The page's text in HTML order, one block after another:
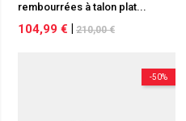
rembourrées à talon plat...
104,99 € 210,00 €
-50%